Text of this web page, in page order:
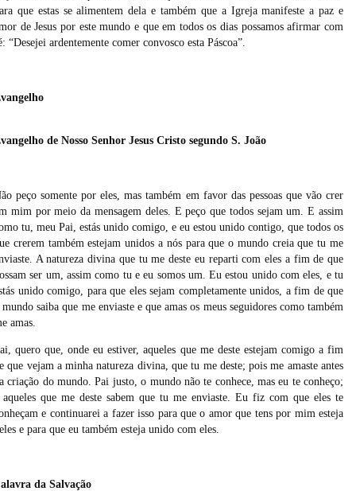
que estas se alimentem dela e também que a Igreja manifeste a paz e
de Jesus por este mundo e que em todos os dias possamos afirmar com
“Desejei ardentemente comer convosco esta Páscoa”.
de Nosso Senhor Jesus Cristo segundo S. João
peço somente por eles, mas também em favor das pessoas que vão crer
mim por meio da mensagem deles. E peço que todos sejam um. E assim
tu, meu Pai, estás unido comigo, e eu estou unido contigo, que todos os
crerem também estejam unidos a nós para que o mundo creia que tu me
A natureza divina que tu me deste eu reparti com eles a fim de que
ser um, assim como tu e eu somos um. Eu estou unido com eles, e tu
unido comigo, para que eles sejam completamente unidos, a fim de que
saiba que me enviaste e que amas os meus seguidores como também
amas.
quero que, onde eu estiver, aqueles que me deste estejam comigo a fim
que vejam a minha natureza divina, que tu me deste; pois me amaste antes
criação do mundo. Pai justo, o mundo não te conhece, mas eu te conheço;
aqueles que me deste sabem que tu me enviaste. Eu fiz com que eles te
e continuarei a fazer isso para que o amor que tens por mim esteja
e para que eu também esteja unido com eles.
da Salvação